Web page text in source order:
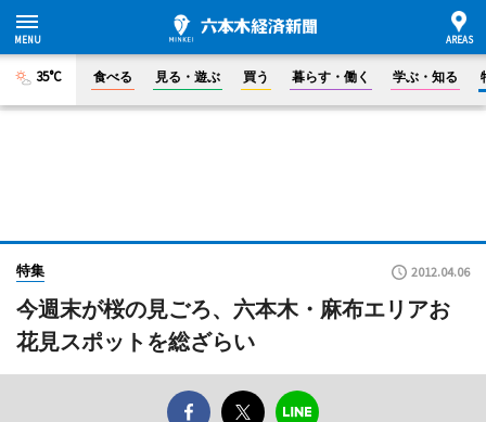
35°C 食べる 見る・遊ぶ 買う 暮らす・働く 学ぶ・知る
特集 2012.04.06
今週末が桜の見ごろ、六本木・麻布エリアお
花見スポットを総ざらい